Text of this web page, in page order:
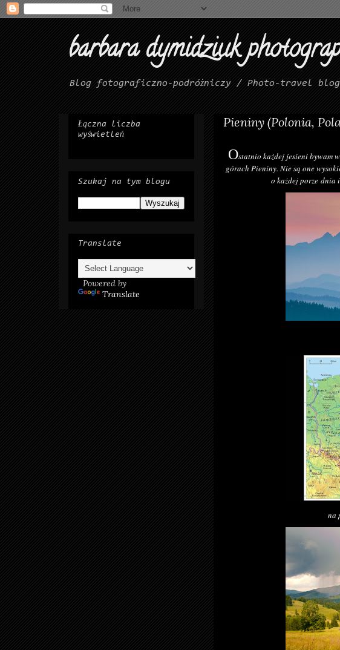
barbara dymidziuk
Blog fotograficzno-podróżniczy / Photo-travel
Pieniny (Polonia,
Ostatnio każdej jesieni bywam
górach Pieniny. Nie są one
o każdej porze dnia
na
Łączna liczba
wyświetleń
Szukaj na tym blogu
Translate
Powered by
Translate